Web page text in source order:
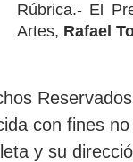
Rúbrica.- El
Artes, Rafael
con fines
y su